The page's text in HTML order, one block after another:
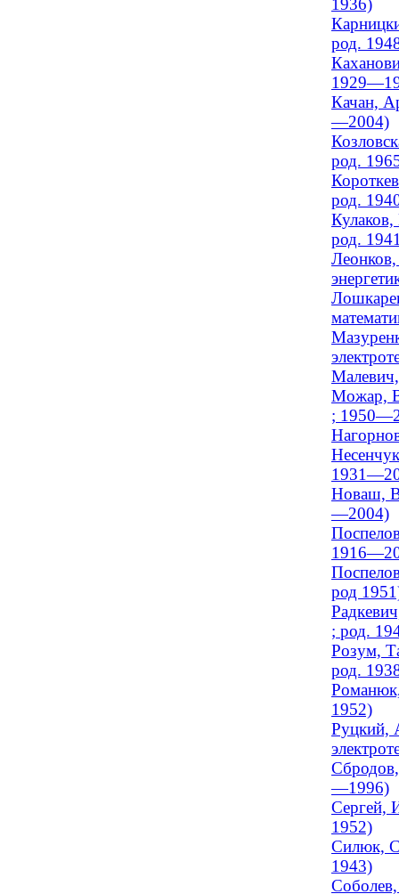
1936)
род.
Качан,
—2004)
род.
род.
Кулаков,
род.
Можар,
;
Новаш,
—2004)
род
; род.
Розум,
род.
1952)
Руцкий,
—1996)
Сергей,
1952)
Силюк,
1943)